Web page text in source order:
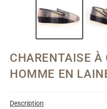
CHARENTAISE À
HOMME EN
Description